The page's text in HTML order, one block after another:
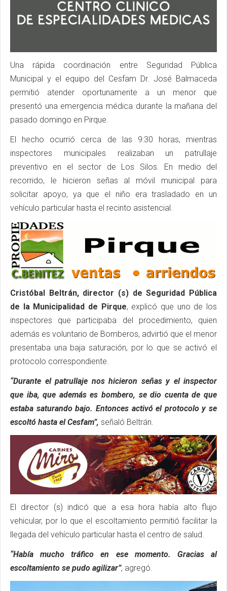
Una rápida coordinación entre Seguridad Pública
Municipal y el equipo del Cesfam Dr. José Balmaceda
permitió atender oportunamente a un menor que
presentó una emergencia médica durante la mañana del
pasado domingo en Pirque.
El hecho ocurrió cerca de las 9:30 horas, mientras
inspectores municipales realizaban un patrullaje
preventivo en el sector de Los Silos. En medio del
recorrido, le hicieron señas al móvil municipal para
solicitar apoyo, ya que el niño era trasladado en un
vehículo particular hasta el recinto asistencial.
Cristóbal Beltrán, director (s) de Seguridad Pública
de la Municipalidad de Pirque, explicó que uno de los
inspectores que participaba del procedimiento, quien
además es voluntario de Bomberos, advirtió que el menor
presentaba una baja saturación, por lo que se activó el
protocolo correspondiente.
“Durante el patrullaje nos hicieron señas y el inspector
que iba, que además es bombero, se dio cuenta de que
estaba saturando bajo. Entonces activó el protocolo y se
escoltó hasta el Cesfam”, señaló Beltrán.
El director (s) indicó que a esa hora había alto flujo
vehicular, por lo que el escoltamiento permitió facilitar la
llegada del vehículo particular hasta el centro de salud.
“Había mucho tráfico en ese momento. Gracias al
escoltamiento se pudo agilizar”, agregó.